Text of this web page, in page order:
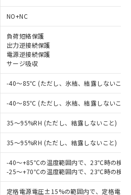
NO+NC
負荷短絡保護
出力逆接続保護
電源逆接続保護
サージ吸収
-40～85℃ (ただし、氷結、結露しないこと)
-40～85℃ (ただし、氷結、結露しないこと)
35～95%RH (ただし、結露しないこと)
35～95%RH (ただし、結露しないこと)
-40～+85℃の温度範囲内で、23℃時の検
-25～+70℃の温度範囲内で、23℃時の検
定格電源電圧±15%の範囲内で、定格電
みいただき、同意のうえ
は、当社制御機器事業取扱
在庫状況および標準価格
させていただくもので
器事業取扱商品の中には、
の対象外となる商品もある
RoHS指令（10物質）の
品が提供可能な商品で
指令（10物質）の非含
に切り替える予定のある
RoHS指令（10物質）の
商品で、対応品を出す予
RoHS指令（10物質）の
を調査中または確認中の
ンス料など無形物で、有
のない商品です。
より、非含有部品として
品と判明した場合などや
表
料含有率が中国RoHSの
ことを示します。
材料含有率が中国RoHSの
ることを示します。